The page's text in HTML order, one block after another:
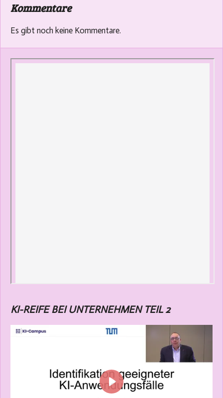
Kommentare
Es gibt noch keine Kommentare.
KI-REIFE BEI UNTERNEHMEN TEIL 2
P